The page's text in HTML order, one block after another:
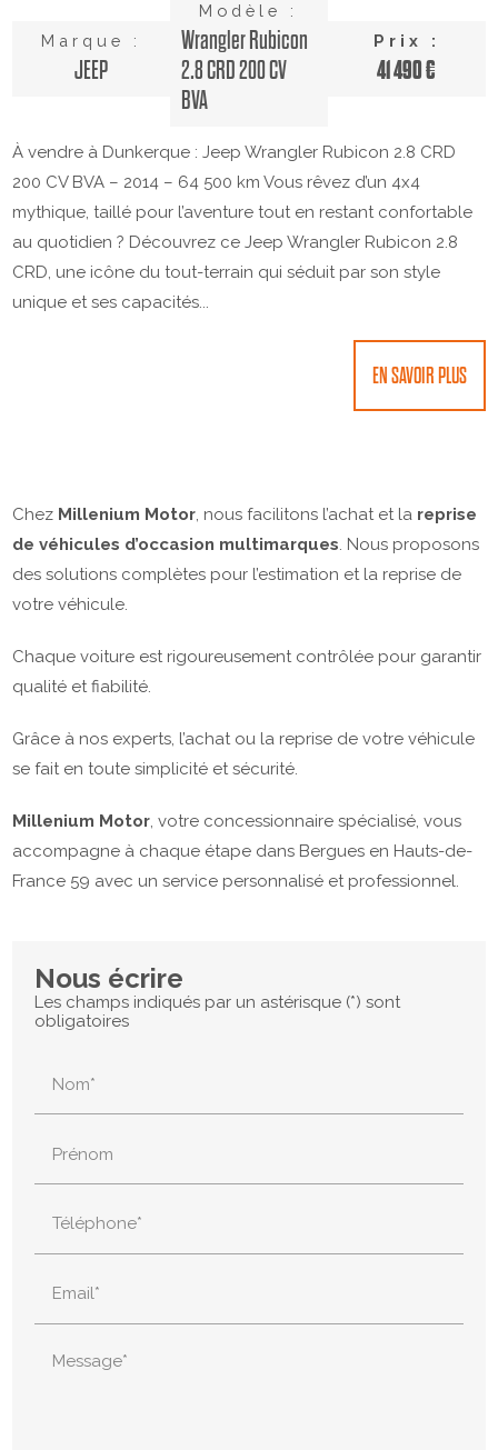
Marque :
JEEP
Modèle :
Wrangler Rubicon
2.8 CRD 200 CV
BVA
Prix :
41 490 €
À vendre à Dunkerque : Jeep Wrangler Rubicon 2.8 CRD
200 CV BVA – 2014 – 64 500 km Vous rêvez d’un 4x4
mythique, taillé pour l’aventure tout en restant confortable
au quotidien ? Découvrez ce Jeep Wrangler Rubicon 2.8
CRD, une icône du tout-terrain qui séduit par son style
unique et ses capacités...
EN SAVOIR PLUS
Chez Millenium Motor, nous facilitons l’achat et la reprise
de véhicules d’occasion multimarques. Nous proposons
des solutions complètes pour l’estimation et la reprise de
votre véhicule.
Chaque voiture est rigoureusement contrôlée pour garantir
qualité et fiabilité.
Grâce à nos experts, l’achat ou la reprise de votre véhicule
se fait en toute simplicité et sécurité.
Millenium Motor, votre concessionnaire spécialisé, vous
accompagne à chaque étape dans Bergues en Hauts-de-
France 59 avec un service personnalisé et professionnel.
Nous écrire
Les champs indiqués par un astérisque (*) sont
obligatoires
Nom*
Prénom
Téléphone*
Email*
Message*